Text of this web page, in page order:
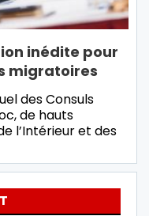
inédite pour
migratoires
des Consuls
de hauts
l’Intérieur et des